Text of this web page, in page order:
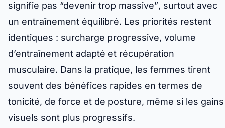
signifie pas “devenir trop massive”, surtout avec
un entraînement équilibré. Les priorités restent
identiques : surcharge progressive, volume
d’entraînement adapté et récupération
musculaire. Dans la pratique, les femmes tirent
souvent des bénéfices rapides en termes de
tonicité, de force et de posture, même si les gains
visuels sont plus progressifs.